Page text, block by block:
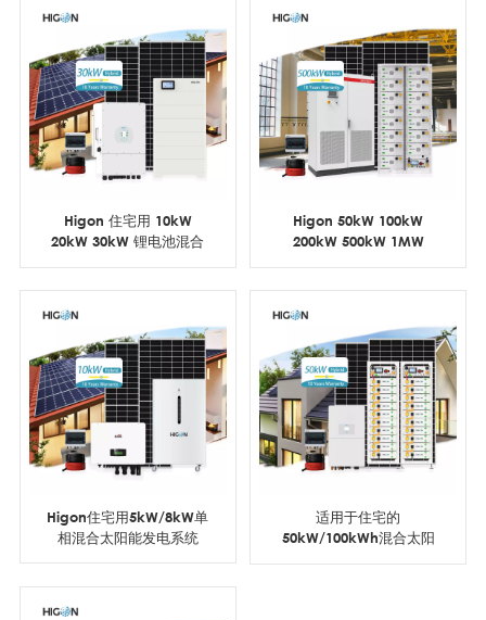
Higon 住宅用 10kW
20kW 30kW 锂电池混合
Higon 50kW 100kW
200kW 500kW 1MW
Higon住宅用5kW/8kW单
相混合太阳能发电系统
适用于住宅的
50kW/100kWh混合太阳